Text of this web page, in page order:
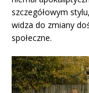
szczegółowym
widza do zmiany
społeczne.